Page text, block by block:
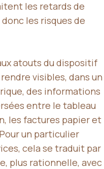
les retards de
les risques de
atouts du dispositif
visibles, dans un
des informations
entre le tableau
les factures papier et
un particulier
cela se traduit par
plus rationnelle, avec